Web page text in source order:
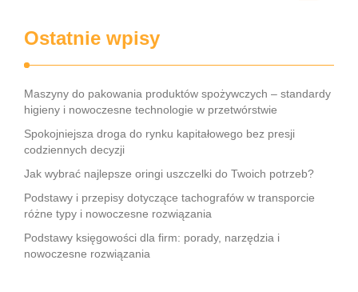
Ostatnie wpisy
Maszyny do pakowania produktów spożywczych – standardy
higieny i nowoczesne technologie w przetwórstwie
Spokojniejsza droga do rynku kapitałowego bez presji
codziennych decyzji
Jak wybrać najlepsze oringi uszczelki do Twoich potrzeb?
Podstawy i przepisy dotyczące tachografów w transporcie
różne typy i nowoczesne rozwiązania
Podstawy księgowości dla firm: porady, narzędzia i
nowoczesne rozwiązania